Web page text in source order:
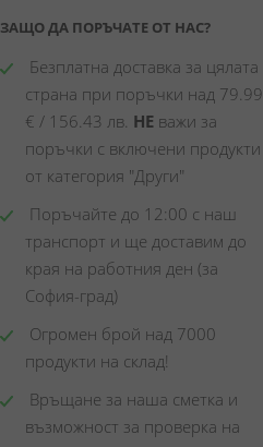
ЗАЩО ДА ПОРЪЧАТЕ ОТ НАС?
Безплатна доставка за цялата
страна при поръчки над 79.99
€ / 156.43 лв. НЕ важи за
поръчки с включени продукти
от категория "Други"
Поръчайте до 12:00 с наш
транспорт и ще доставим до
края на работния ден (за
София-град)
Огромен брой над 7000
продукти на склад!
Връщане за наша сметка и
възможност за проверка на